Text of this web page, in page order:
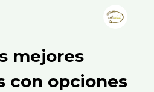
mejores
con opciones